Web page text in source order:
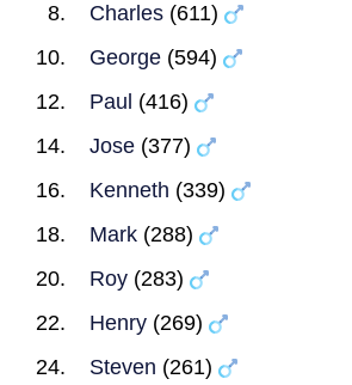
Charles(611)
George(594)
Paul (416)
Jose(377)
Kenneth (339)
Mark(288)
Roy(283)
Henry(269)
Steven (261)